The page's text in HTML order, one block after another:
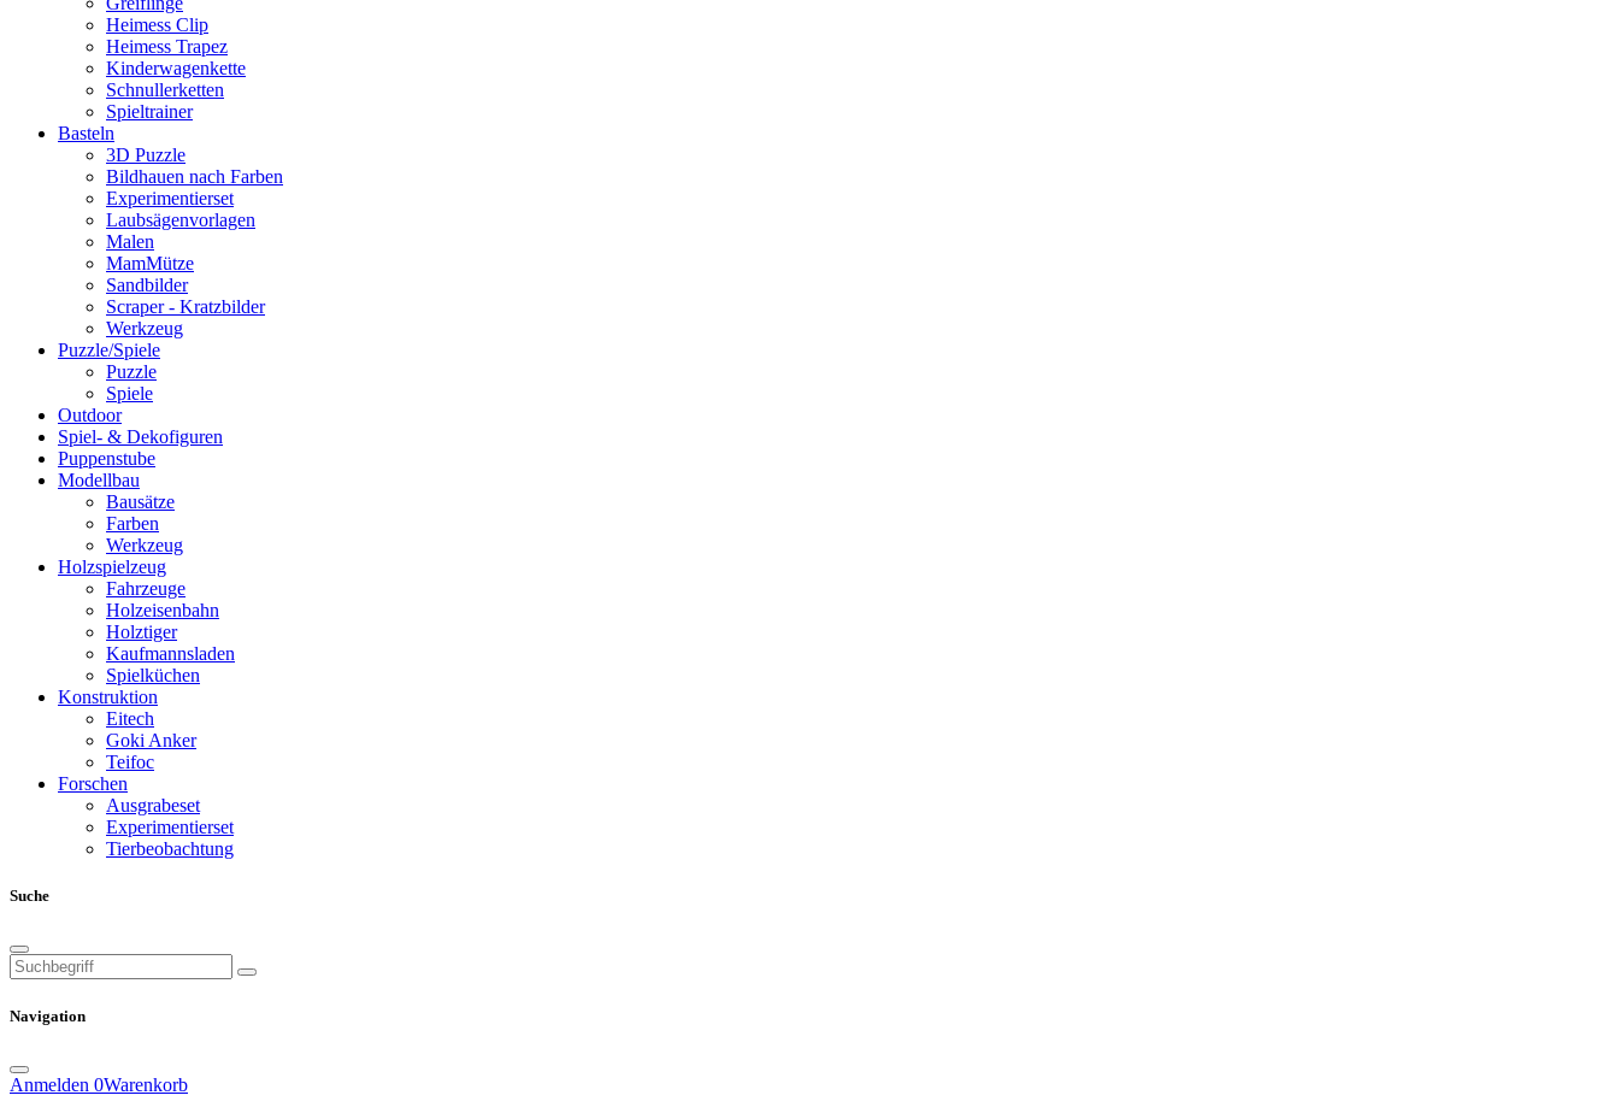
Heimess Clip
Heimess Trapez
Kinderwagenkette
Schnullerketten
Spieltrainer
Basteln
3D Puzzle
Bildhauen nach Farben
Experimentierset
Laubsägenvorlagen
Malen
MamMütze
Sandbilder
Scraper - Kratzbilder
Werkzeug
Puzzle/Spiele
Puzzle
Spiele
Outdoor
Spiel- & Dekofiguren
Puppenstube
Modellbau
Bausätze
Farben
Werkzeug
Holzspielzeug
Fahrzeuge
Holzeisenbahn
Holztiger
Kaufmannsladen
Spielküchen
Konstruktion
Eitech
Goki Anker
Teifoc
Forschen
Ausgrabeset
Experimentierset
Tierbeobachtung
Suche
Navigation
Anmelden 0Warenkorb